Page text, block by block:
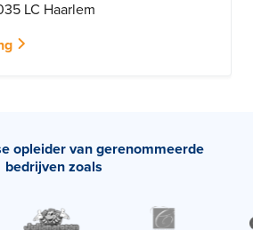
LC Haarlem
opleider van gerenommeerde
bedrijven zoals